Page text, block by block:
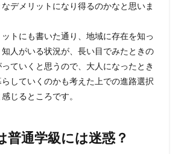
デメリットになり得るのかなと思いま
トにも書いた通り、地域に存在を知っ
人がいる状況が、長い目でみたときの
ていくと思うので、大人になったとき
していくのかも考えた上での進路選択
じるところです。
普通学級には迷惑？